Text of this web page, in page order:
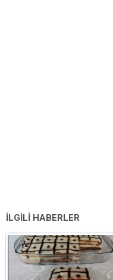
İLGİLİ HABERLER